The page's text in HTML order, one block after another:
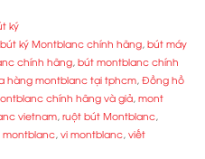
ký
bút ký Montblanc chính hãng, bút máy
chính hãng, bút montblanc chính
hàng montblanc tại tphcm, Đồng hồ
chính hãng và giả, mont
vietnam, ruột bút Montblanc,
montblanc, vi montblanc, viết